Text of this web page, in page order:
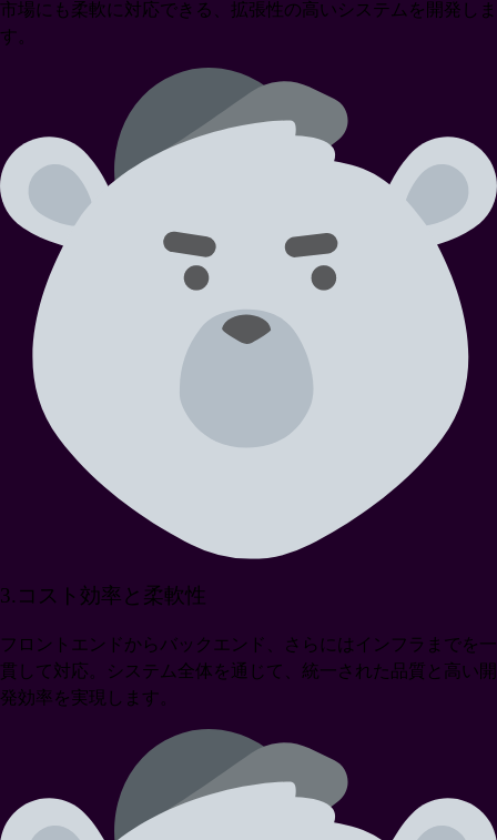
市場にも柔軟に対応できる、拡張性の高いシステムを開発しま
す。
3. コスト効率と柔軟性
フロントエンドからバックエンド、さらにはインフラまでを一
貫して対応。システム全体を通じて、統一された品質と高い開
発効率を実現します。